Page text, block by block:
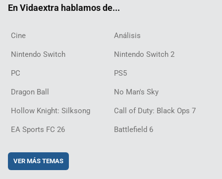
En Vidaextra hablamos de...
Cine Análisis
Nintendo Switch Nintendo Switch 2
PC PS5
Dragon Ball No Man's Sky
Hollow Knight: Silksong Call of Duty: Black Ops 7
EA Sports FC 26 Battlefield 6
VER MÁS TEMAS